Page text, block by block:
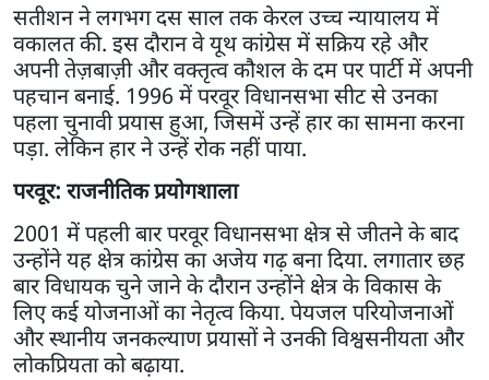
सतीशन ने लगभग दस साल तक केरल उच्च न्यायालय में
वकालत की. इस दौरान वे यूथ कांग्रेस में सक्रिय रहे और
अपनी तेज़बाज़ी और वक्तृत्व कौशल के दम पर पार्टी में अपनी
पहचान बनाई. 1996 में परवूर विधानसभा सीट से उनका
पहला चुनावी प्रयास हुआ, जिसमें उन्हें हार का सामना करना
पड़ा. लेकिन हार ने उन्हें रोक नहीं पाया.
परवूर: राजनीतिक प्रयोगशाला
2001 में पहली बार परवूर विधानसभा क्षेत्र से जीतने के बाद
उन्होंने यह क्षेत्र कांग्रेस का अजेय गढ़ बना दिया. लगातार छह
बार विधायक चुने जाने के दौरान उन्होंने क्षेत्र के विकास के
लिए कई योजनाओं का नेतृत्व किया. पेयजल परियोजनाओं
और स्थानीय जनकल्याण प्रयासों ने उनकी विश्वसनीयता और
लोकप्रियता को बढ़ाया.